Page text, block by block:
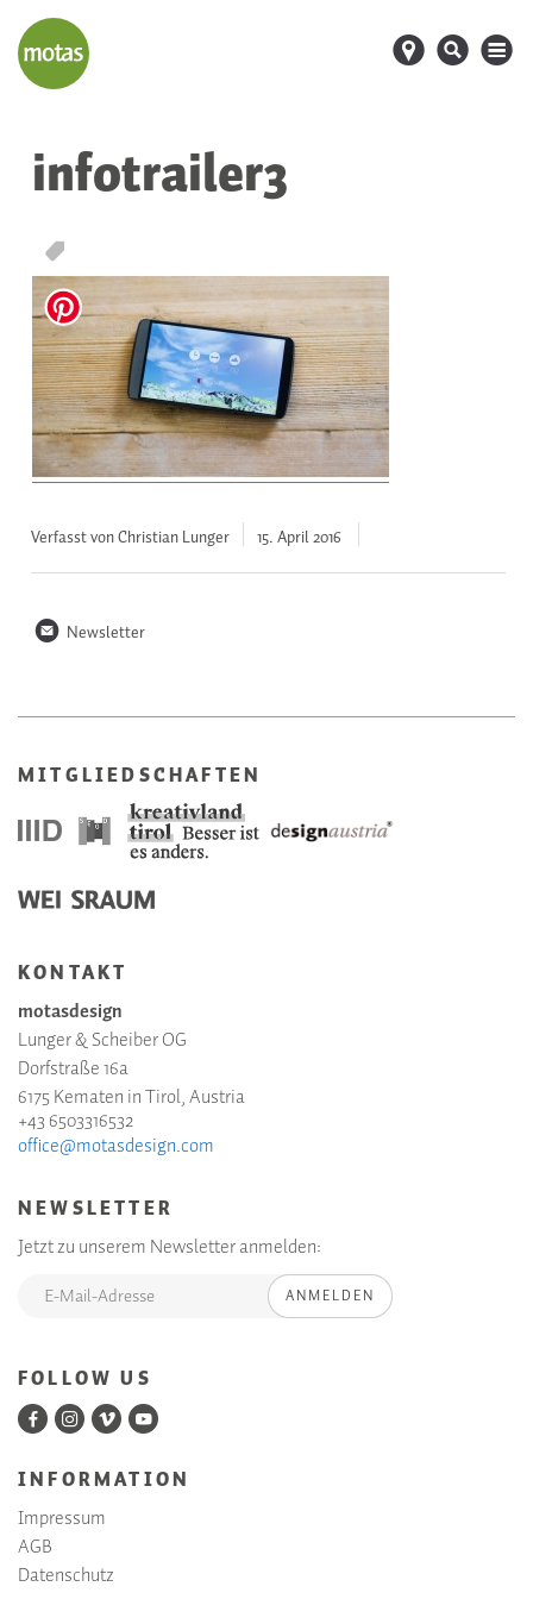
d s M
infotrailer3
T
Verfasst von Christian Lunger 15. April2016
n Newsletter
MITGLIEDSCHAFTEN
KONTAKT
motasdesign
Lunger & Scheiber OG
Dorfstraße 16a
6175 Kematen in Tirol, Austria
+43 6503316532
office@motasdesign.com
NEWSLETTER
Jetzt zu unserem Newsletter anmelden:
ANMELDEN
FOLLOW US
INFORMATION
Impressum
AGB
Datenschutz